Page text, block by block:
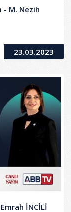
- M. Nezih
23.03.2023
İNCİLİ